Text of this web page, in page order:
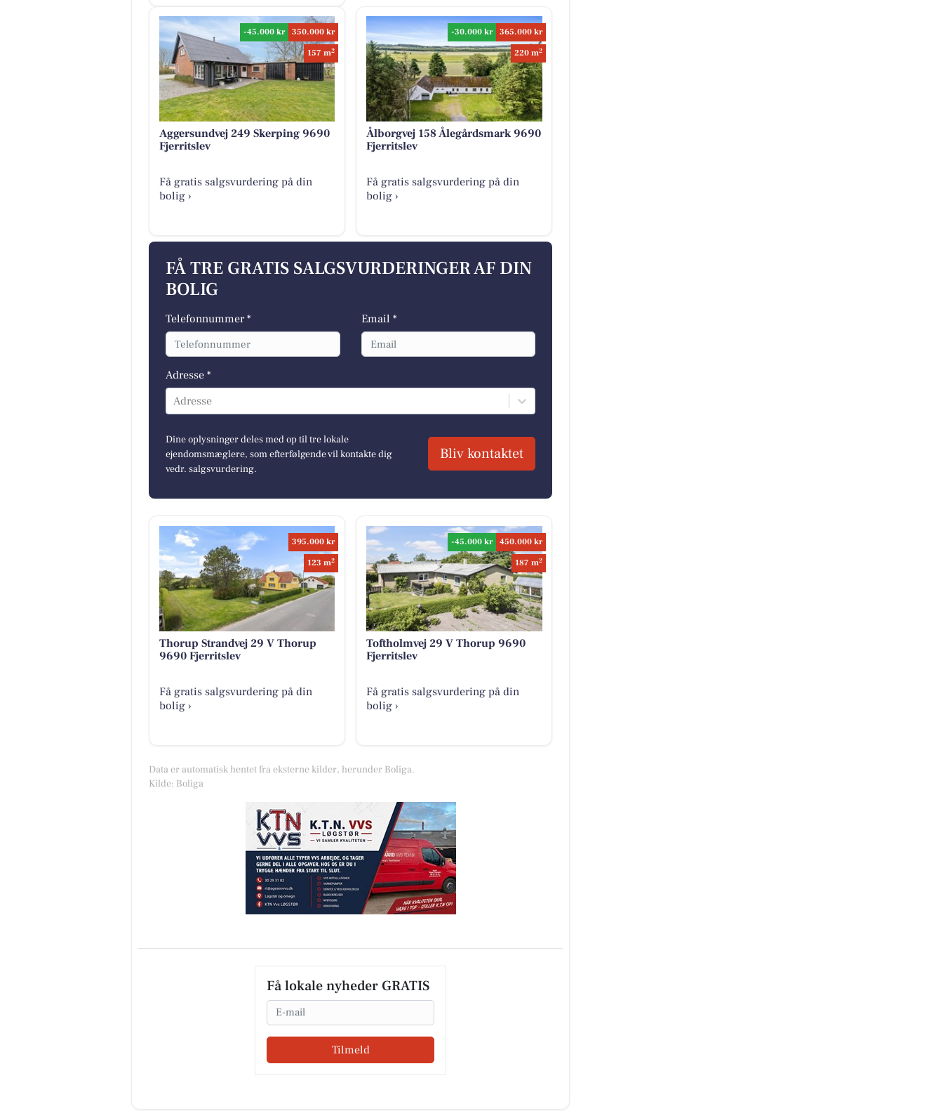
-45.000 kr
350.000 kr
157 m2
Aggersundvej 249 Skerping 9690
Fjerritslev
Få gratis salgsvurdering på din
bolig ›
-30.000 kr
365.000 kr
220 m2
Ålborgvej 158 Ålegårdsmark 9690
Fjerritslev
Få gratis salgsvurdering på din
bolig ›
FÅ TRE GRATIS SALGSVURDERINGER AF DIN
BOLIG
Telefonnummer * Email *
Adresse *
Adresse
Dine oplysninger deles med op til tre lokale
ejendomsmæglere, som efterfølgende vil kontakte dig
vedr. salgsvurdering.
Bliv kontaktet
395.000 kr
123 m2
Thorup Strandvej 29 V Thorup
9690 Fjerritslev
Få gratis salgsvurdering på din
bolig ›
-45.000 kr
450.000 kr
187 m2
Toftholmvej 29 V Thorup 9690
Fjerritslev
Få gratis salgsvurdering på din
bolig ›
Data er automatisk hentet fra eksterne kilder, herunder Boliga.
Kilde: Boliga
Få lokale nyheder GRATIS
Email
Tilmeld